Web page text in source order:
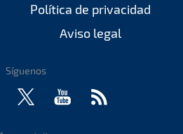
Política de privacidad
Aviso legal
Síguenos